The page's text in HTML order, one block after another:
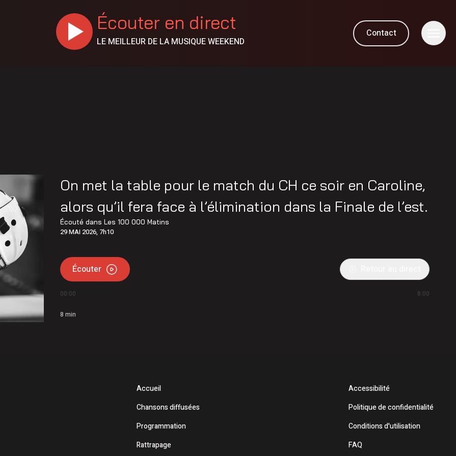
Écouter en direct
LE MEILLEUR DE LA MUSIQUE WEEKEND
Contact
On met la table pour le match du CH ce soir en Caroline,
alors qu’il fera face à l’élimination dans la Finale de l’est.
Écouté dansLes 100 000 Matins
29 MAI 2026, 7h10
Écouter
00:00 8:00
8 min
Accueil
Chansons diffusées
Programmation
Rattrapage
Accessibilité
Politique de confidentialité
Conditions d'utilisation
FAQ